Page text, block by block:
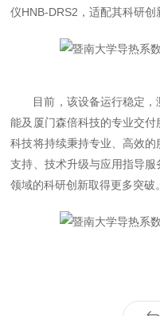
仪HNB-DRS2，适配其科研创
目前，该设备运行稳定
能及厦门森倍科技的专业交
科技将持续秉持专业、高效
支持、技术升级与应用指导
领域的科研创新取得更多突破。